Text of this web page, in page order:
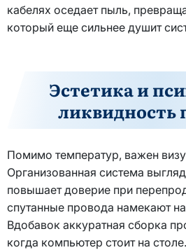
кабелях оседает пыль,
который еще сильнее душит
Эстетика и
ликвидность
Помимо температур, важен
Организованная система
повышает доверие при
спутанные провода намекают
Вдобавок аккуратная сборка
когда компьютер стоит на столе.